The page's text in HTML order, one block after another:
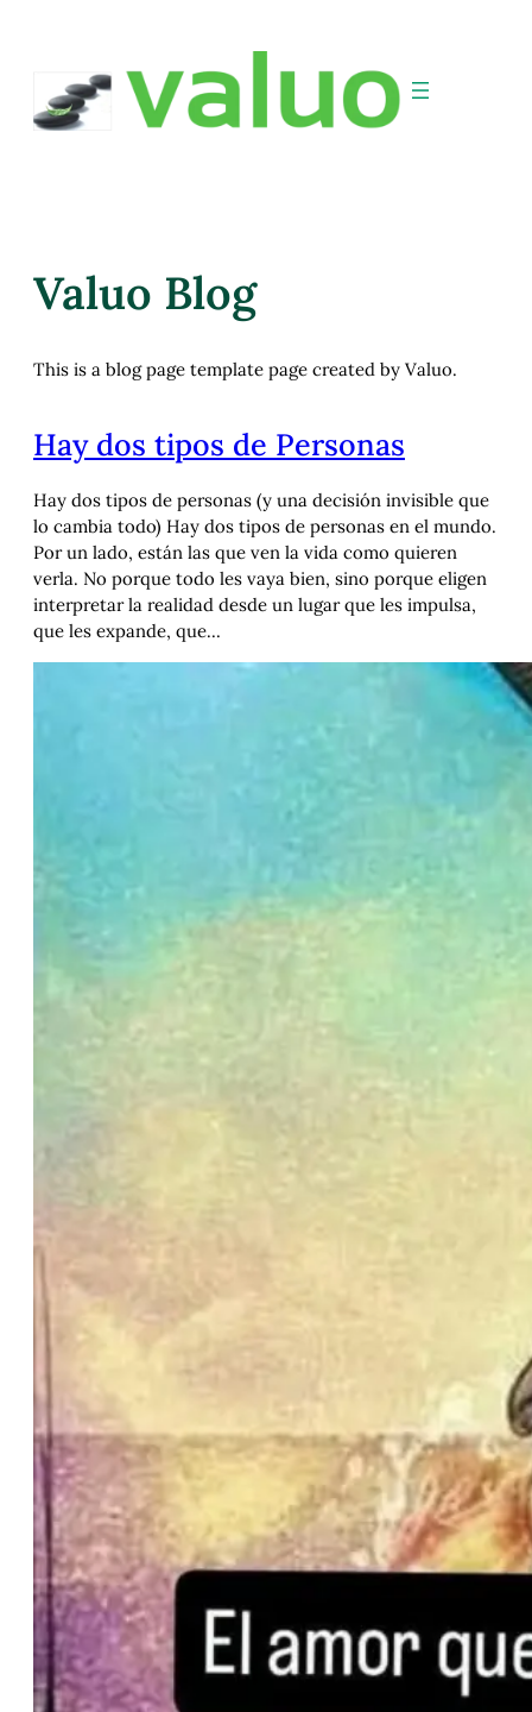
Valuo Blog
This is a blog page template page created by Valuo.
Hay dos tipos de Personas
Hay dos tipos de personas (y una decisión invisible que
lo cambia todo) Hay dos tipos de personas en el mundo.
Por un lado, están las que ven la vida como quieren
verla. No porque todo les vaya bien, sino porque eligen
interpretar la realidad desde un lugar que les impulsa,
que les expande, que…